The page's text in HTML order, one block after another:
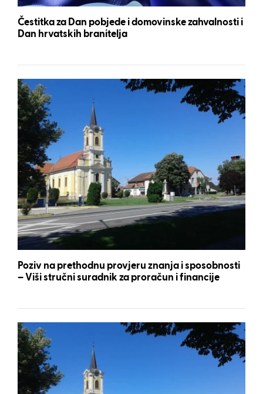
Čestitka za Dan pobjede i domovinske zahvalnosti i
Dan hrvatskih branitelja
Poziv na prethodnu provjeru znanja i sposobnosti
– Viši stručni suradnik za proračun i financije